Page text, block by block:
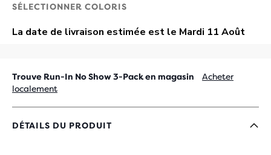
SÉLECTIONNER COLORIS
Trouve Run-In No Show 3-Pack en magasin
Acheter
localement
DÉTAILS DU PRODUIT